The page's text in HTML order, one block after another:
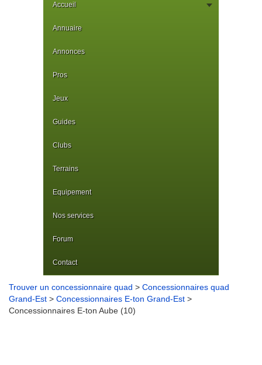
Accueil
Annuaire
Annonces
Pros
Jeux
Guides
Clubs
Terrains
Equipement
Nos services
Forum
Contact
Trouver un concessionnaire quad > Concessionnaires quad
Grand-Est > Concessionnaires E-ton Grand-Est >
Concessionnaires E-ton Aube (10)